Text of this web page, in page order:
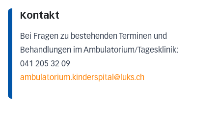
Kontakt
Bei Fragen zu bestehenden Terminen und
Behandlungen im Ambulatorium/Tagesklinik:
041 205 32 09
ambulatorium.kinderspital@luks.ch